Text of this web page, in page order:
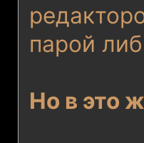
парой
Но в это